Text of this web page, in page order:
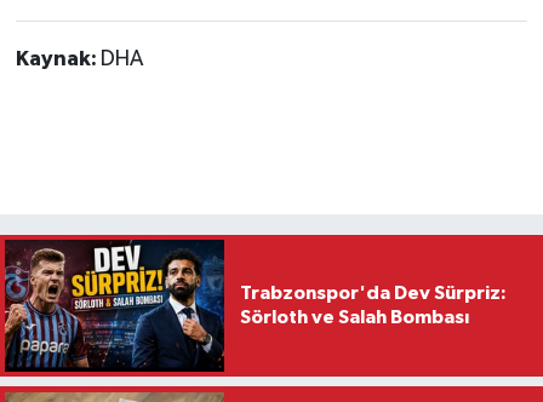
Kaynak: DHA
Trabzonspor'da Dev Sürpriz:
Sörloth ve Salah Bombası